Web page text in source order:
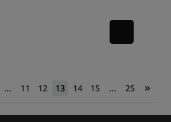
... 11 12 13 14 15 ... 25 »